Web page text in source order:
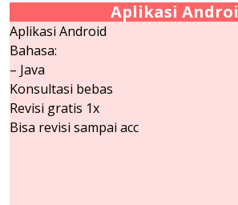
Aplikasi
Aplikasi Android
Bahasa:
– Java
Konsultasi bebas
Revisi gratis 1x
Bisa revisi sampai acc